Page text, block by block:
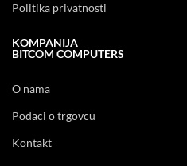
Politika privatnosti
KOMPANIJA
BITCOM COMPUTERS
O nama
Podaci o trgovcu
Kontakt